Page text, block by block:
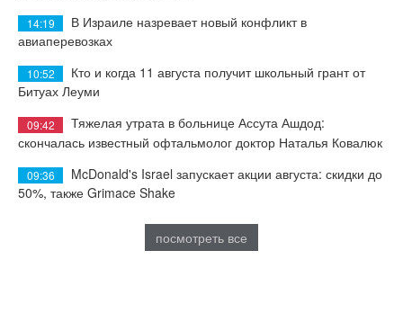
14:19
В Израиле назревает новый конфликт в
авиаперевозках
10:52
Кто и когда 11 августа получит школьный грант от
Битуах Леуми
09:42
Тяжелая утрата в больнице Ассута Ашдод:
скончалась известный офтальмолог доктор Наталья Ковалюк
09:36
McDonald's Israel запускает акции августа: скидки до
50%, также Grimace Shake
посмотреть все